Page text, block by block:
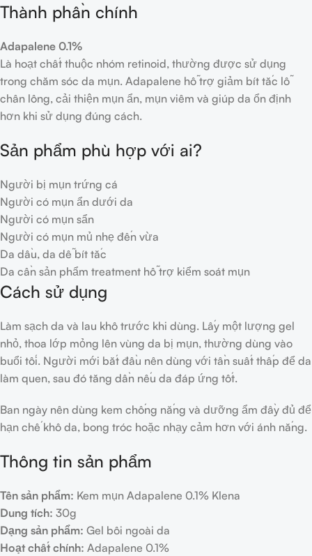
Thành phần chính
Adapalene 0.1%
Là hoạt chất thuộc nhóm retinoid, thường được sử dụng
trong chăm sóc da mụn. Adapalene hỗ trợ giảm bít tắc lỗ
chân lông, cải thiện mụn ẩn, mụn viêm và giúp da ổn định
hơn khi sử dụng đúng cách.
Sản phẩm phù hợp với ai?
Người bị mụn trứng cá
Người có mụn ẩn dưới da
Người có mụn sẩn
Người có mụn mủ nhẹ đến vừa
Da dầu, da dễ bít tắc
Da cần sản phẩm treatment hỗ trợ kiểm soát mụn
Cách sử dụng
Làm sạch da và lau khô trước khi dùng. Lấy một lượng gel
nhỏ, thoa lớp mỏng lên vùng da bị mụn, thường dùng vào
buổi tối. Người mới bắt đầu nên dùng với tần suất thấp để da
làm quen, sau đó tăng dần nếu da đáp ứng tốt.
Ban ngày nên dùng kem chống nắng và dưỡng ẩm đầy đủ để
hạn chế khô da, bong tróc hoặc nhạy cảm hơn với ánh nắng.
Thông tin sản phẩm
Tên sản phẩm: Kem mụn Adapalene 0.1% Klena
Dung tích: 30g
Dạng sản phẩm: Gel bôi ngoài da
Hoạt chất chính: Adapalene 0.1%